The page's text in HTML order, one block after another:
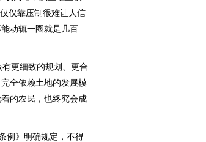
仅靠压制很难让人信
动辄一圈就是几百
更细致的规划、更合
全依赖土地的发展模
的农民，也终究会成
例》明确规定，不得